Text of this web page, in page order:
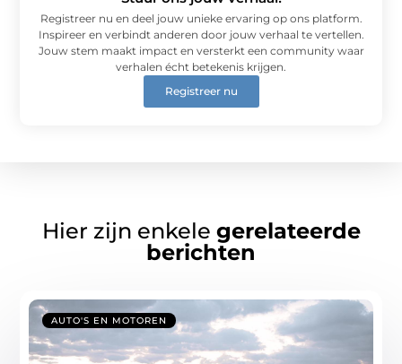
Registreer nu en deel jouw unieke ervaring op ons platform.
Inspireer en verbindt anderen door jouw verhaal te vertellen.
Jouw stem maakt impact en versterkt een community waar
verhalen écht betekenis krijgen.
Registreer nu
Hier zijn enkele gerelateerde
berichten
AUTO'S EN MOTOREN